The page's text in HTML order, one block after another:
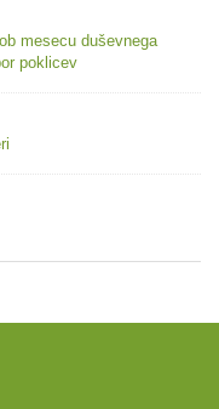
mesecu duševnega
poklicev